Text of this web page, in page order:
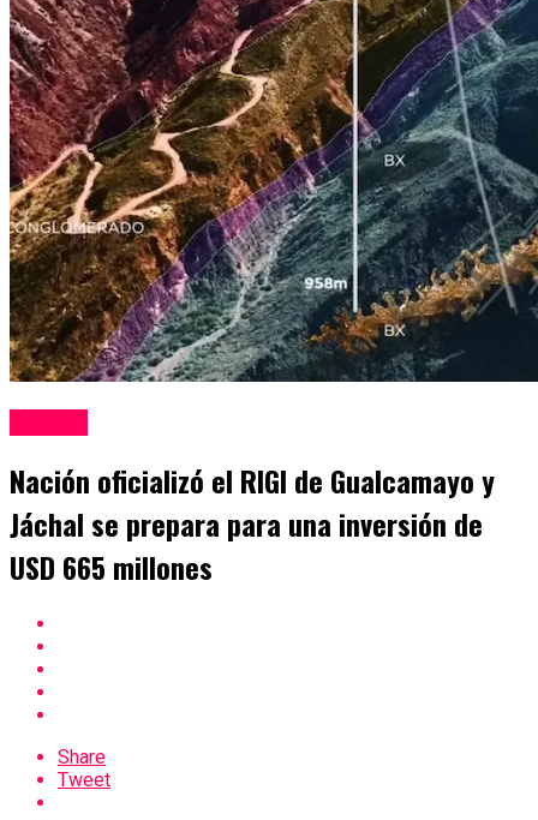
Nación oficializó el RIGI de Gualcamayo y
Jáchal se prepara para una inversión de
USD 665 millones
Share
Tweet